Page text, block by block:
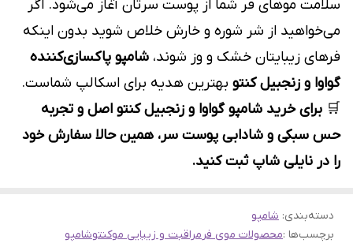
سلامت موهای فر شما از پوست سرتان آغاز می‌شود. اگر
می‌خواهید از شر شوره و خارش خلاص شوید بدون اینکه
فرهای زیبایتان خشک و وز شوند، شامپو پاکسازی‌کننده
گواوا و زنجبیل کنتو بهترین هدیه برای اسکالپ شماست.
🛒 برای خرید شامپو گواوا و زنجبیل کنتو اصل و تجربه
حس سبکی و شادابی پوست سر، همین حالا سفارش خود
را در نایلی شاپ ثبت کنید.
دسته‌بندی: شامپو
برچسب‌ها :محصولات موی فرمراقبت و زیبایی موکنتوشامپو